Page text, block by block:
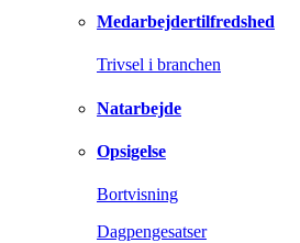
Medarbejdertilfredshed
Trivsel i branchen
Natarbejde
Opsigelse
Bortvisning
Dagpengesatser